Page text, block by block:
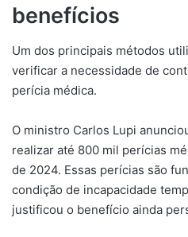
benefícios
Um dos principais métodos
verificar a necessidade de
perícia médica.
O ministro Carlos Lupi
realizar até 800 mil perícias
de 2024. Essas perícias são
condição de incapacidade
justificou o benefício ainda